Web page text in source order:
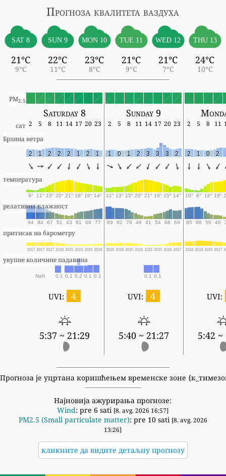
Прогноза квалитета ваздуха
SAT 8
21°C
9°C
SUN 9
22°C
11°C
MON 10
23°C
8°C
TUE 11
21°C
9°C
WED 12
21°C
7°C
THU 13
24°C
10°C
PM2.5
Saturday 8 Sunday 9
сат 2 5 8 11 14 17 20 23 2 5 8 11 14 17 20 23 2 5 8 11
Брзина ветра
2 1 2 2 2 1 2 1 1 0 1 2 3 3 3 2 2 1 0 2
температура
9° 11° 15° 20° 21° 18° 16° 14° 11° 13° 15° 20° 21° 19° 15° 14° 10° 8° 16° 19°
релативна влажност
94 84 67 51 43 61 68 77 89 82 70 49 41 54 68 69 85 88 56 46
притисак на барометру
1017 1017 1017 1016 1015 1015 1015 1016 1016 1016 1016 1016 1015 1015 1016 1017 1018 1018 1018 1017
укупне количине падавина
NaN 0.1 0.1 0.2 0.1 0.1 0.1 0.1
UVI: 4
5:37 ~ 21:29
UVI: 4
5:40 ~ 21:27
UVI:
5:42 ~
Прогноза је уцртана коришћењем временске зоне
Најновија ажурирања прогнозе:
Wind: pre 6 sati [8. avg. 2026 16:57]
PM2.5 (Small particulate matter): pre 10 sati [8. avg. 2026
13:26]
кликните да видите детаљну прогнозу